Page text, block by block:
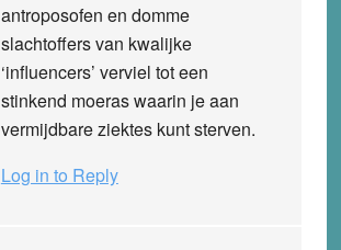
antroposofen en domme
slachtoffers van kwalijke
‘influencers’ verviel tot een
stinkend moeras waarin je aan
vermijdbare ziektes kunt sterven.
Log in to Reply